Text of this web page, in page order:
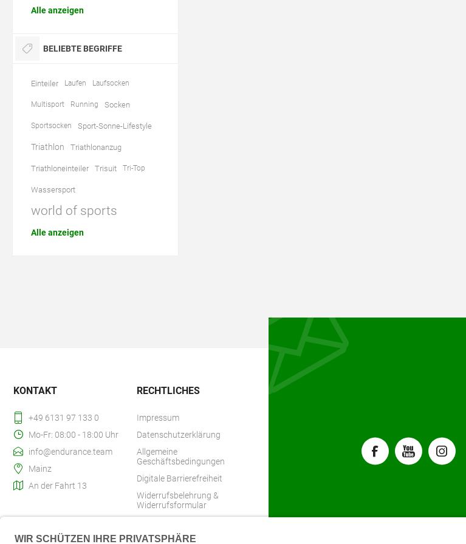
Alle anzeigen
BELIEBTE BEGRIFFE
Einteiler Laufen Laufsocken
Multisport Running Socken
Sportsocken Sport-Sonne-Lifestyle
Triathlon Triathlonanzug
Triathloneinteiler Trisuit Tri-Top
Wassersport
world of sports
Alle anzeigen
KONTAKT
+49 6131 97 133 0
Mo-Fr: 08:00 - 18:00 Uhr
info@endurance.team
Mainz
An der Fahrt 13
RECHTLICHES
Impressum
Datenschutzerklärung
Allgemeine
Geschäftsbedingungen
Digitale Barrierefreiheit
Widerrufsbelehrung &
Widerrufsformular